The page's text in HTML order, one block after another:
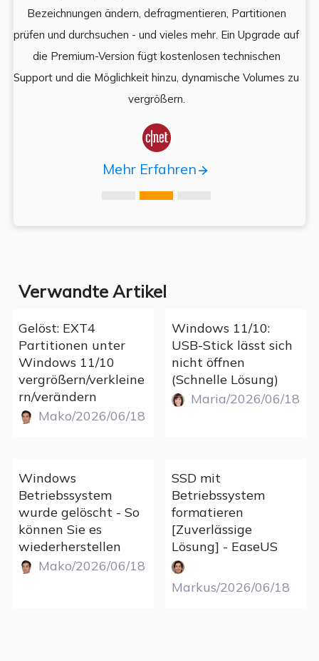
Bezeichnungen ändern, defragmentieren, Partitionen
prüfen und durchsuchen - und vieles mehr. Ein Upgrade auf
die Premium-Version fügt kostenlosen technischen
Support und die Möglichkeit hinzu, dynamische Volumes zu
vergrößern.

Mehr Erfahren
Verwandte Artikel
Gelöst: EXT4
Partitionen unter
Windows 11/10
vergrößern/verkleine
rn/verändern
Mako/2026/06/18
Windows 11/10:
USB-Stick lässt sich
nicht öffnen
(Schnelle Lösung)
Maria/2026/06/18
Windows
Betriebssystem
wurde gelöscht - So
können Sie es
wiederherstellen
Mako/2026/06/18
SSD mit
Betriebssystem
formatieren
[Zuverlässige
Lösung] - EaseUS
Markus/2026/06/18